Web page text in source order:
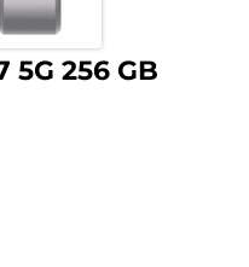
5G 256 GB